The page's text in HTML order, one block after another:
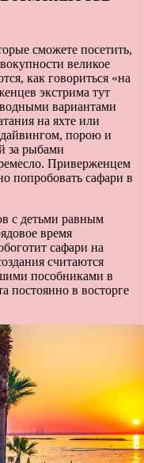
сможете посетить,
великое
как говориться «на
экстрима тут
вариантами
на яхте или
дайвингом, порою и
за рыбами
Приверженцем
попробовать сафари в
с детьми равным
время
сафари на
считаются
пособниками в
постоянно в восторге